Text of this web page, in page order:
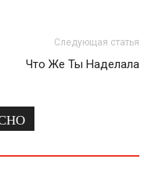
Следующая статья
Что Же Ты Наделала